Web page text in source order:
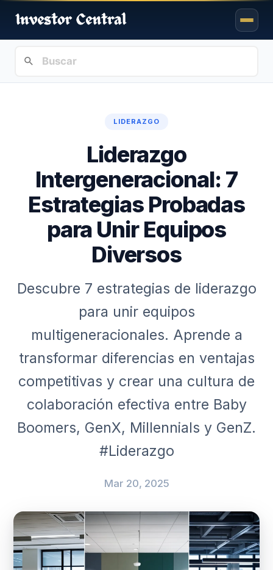
LIDERAZGO
Liderazgo
Intergeneracional: 7
Estrategias Probadas
para Unir Equipos
Diversos
Descubre 7 estrategias de liderazgo
para unir equipos
multigeneracionales. Aprende a
transformar diferencias en ventajas
competitivas y crear una cultura de
colaboración efectiva entre Baby
Boomers, GenX, Millennials y GenZ.
#Liderazgo
Mar 20, 2025